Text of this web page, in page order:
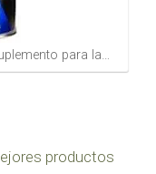
para la…
productos